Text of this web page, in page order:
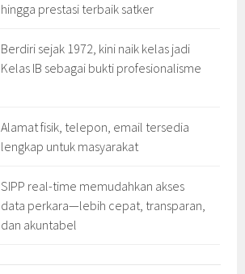
hingga prestasi terbaik satker
Berdiri sejak 1972, kini naik kelas jadi
Kelas IB sebagai bukti profesionalisme
Alamat fisik, telepon, email tersedia
lengkap untuk masyarakat
SIPP real-time memudahkan akses
data perkara—lebih cepat, transparan,
dan akuntabel